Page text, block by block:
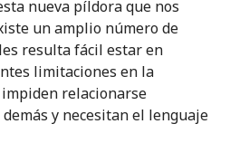
nueva píldora que nos
un amplio número de
resulta fácil estar en
limitaciones en la
relacionarse
y necesitan el lenguaje